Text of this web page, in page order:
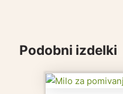
Podobni izdelki